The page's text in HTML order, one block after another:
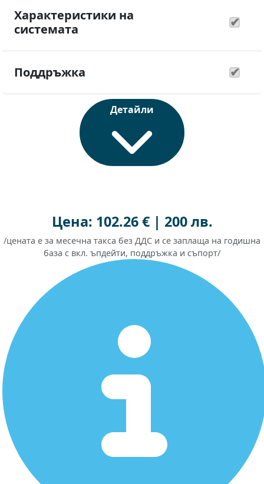
Характеристики на
системата
Поддръжка
Цена: 102.26 € | 200 лв.
/цената е за месечна такса без ДДС и се заплаща на годишна
база с вкл. ъпдейти, поддръжка и съпорт/